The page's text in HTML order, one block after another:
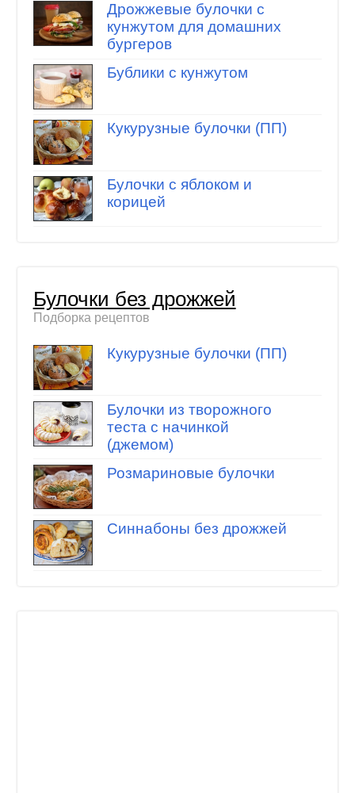
Дрожжевые булочки с
кунжутом для домашних
бургеров
Бублики с кунжутом
Кукурузные булочки (ПП)
Булочки с яблоком и
корицей
Булочки без дрожжей
Подборка рецептов
Кукурузные булочки (ПП)
Булочки из творожного
теста с начинкой
(джемом)
Розмариновые булочки
Синнабоны без дрожжей